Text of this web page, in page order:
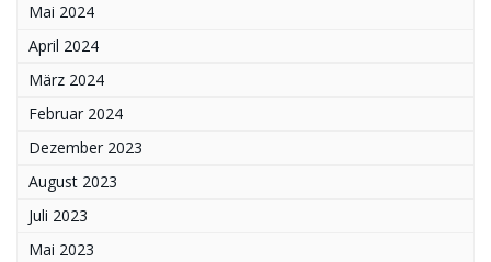
Mai 2024
April 2024
März 2024
Februar 2024
Dezember 2023
August 2023
Juli 2023
Mai 2023